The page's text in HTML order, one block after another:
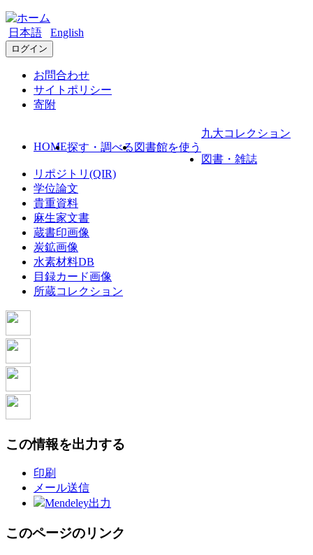
日本語 English
ログイン
お問合わせ
サイトポリシー
寄附
HOME探す・調べる 図書館を使う
九大コレクション
図書・雑誌
リポジトリ(QIR)
学位論文
貴重資料
麻生家文書
蔵書印画像
炭鉱画像
水素材料DB
目録カード画像
所蔵コレクション
この情報を出力する
印刷
メール送信
Mendeley出力
このページのリンク